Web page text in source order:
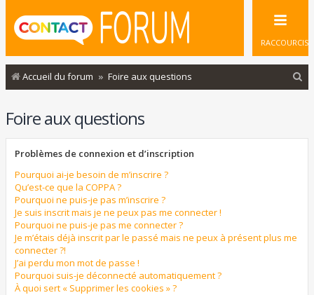
RACCOURCIS
Accueil du forum Foire aux questions
Foire aux questions
Problèmes de connexion et d’inscription
Pourquoi ai-je besoin de m’inscrire ?
Qu’est-ce que la COPPA ?
Pourquoi ne puis-je pas m’inscrire ?
Je suis inscrit mais je ne peux pas me connecter !
Pourquoi ne puis-je pas me connecter ?
Je m’étais déjà inscrit par le passé mais ne peux à présent plus me
connecter ?!
J’ai perdu mon mot de passe !
Pourquoi suis-je déconnecté automatiquement ?
À quoi sert « Supprimer les cookies » ?